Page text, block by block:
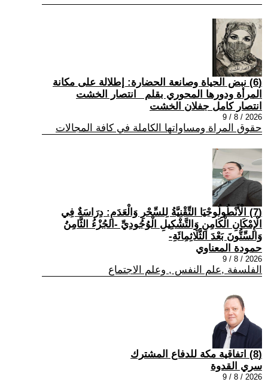
(6) نبض الحياة وصانعة الحضارة: إطلالة على مكانة
المرأة ودورها المحوري بقلم _انتصار الخشت
انتصار كامل جفلان الخشت
2026 / 8 / 9
حقوق المراة ومساواتها الكاملة في كافة المجالات
(7) الْأَنْطُولُوجْيَا التِّقْنِيَّةُ لِلسِّحْرِ وَالْعَدَمِ: دِرَاسَةٌ فِي
الْإِمْكَانِ الْكَامِنِ وَالتَّشْكِيلِ الْوُجُودِيِّ -الجُزْءُ الثَّامِنُ
وَالسِّتُّونَ بَعْدَ الثَّلَاثِمِائَةِ-
حمودة المعناوي
2026 / 8 / 9
الفلسفة ,علم النفس , وعلم الاجتماع
(8) اتفاقية مكة للدفاع المشترك
سري القدوة
2026 / 8 / 9